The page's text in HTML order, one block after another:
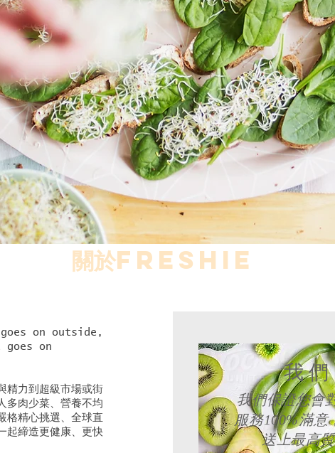
關於Freshie
on outside,
on
精力到超級市場或街
多肉少菜、營養不均
格精心挑選、全球直
起締造更健康、更快
我
我們保證您會
服務100%滿意
送上最高